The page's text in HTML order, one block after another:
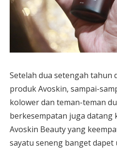
Setelah dua setengah tahun
produk Avoskin, sampai-
kolower dan teman-teman
berkesempatan juga datang
Avoskin Beauty yang
sayatu seneng banget dapet